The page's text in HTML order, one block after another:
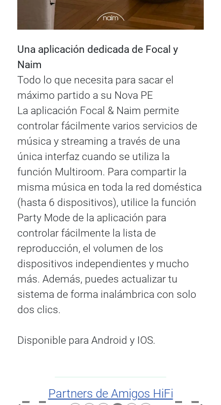
Una aplicación dedicada de Focal y
Naim
Todo lo que necesita para sacar el
máximo partido a su Nova PE
La aplicación Focal & Naim permite
controlar fácilmente varios servicios de
música y streaming a través de una
única interfaz cuando se utiliza la
función Multiroom. Para compartir la
misma música en toda la red doméstica
(hasta 6 dispositivos), utilice la función
Party Mode de la aplicación para
controlar fácilmente la lista de
reproducción, el volumen de los
dispositivos independientes y mucho
más. Además, puedes actualizar tu
sistema de forma inalámbrica con solo
dos clics.
Disponible para Android y IOS.
Partners de Amigos HiFi